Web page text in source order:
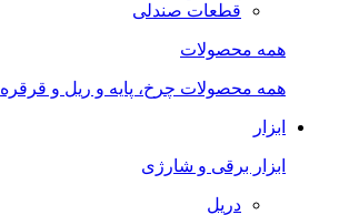
قطعات صندلی
همه محصولات
همه محصولات چرخ، پایه و ریل و قرقره
ابزار
ابزار برقی و شارژی
دریل